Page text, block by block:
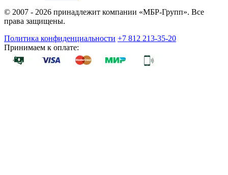
© 2007 - 2026 принадлежит компании «МБР-Групп». Все
права защищены.
Политика конфиденциальности +7 812 213-35-20
Принимаем к оплате: